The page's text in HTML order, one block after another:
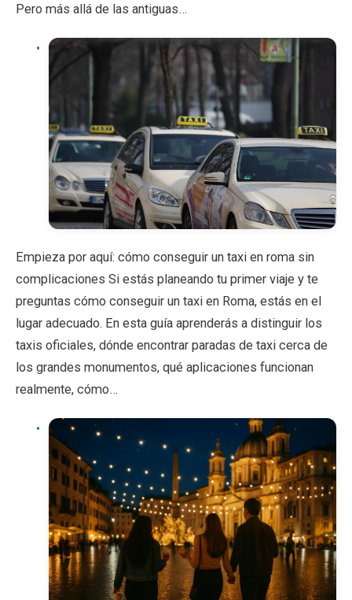
Pero más allá de las antiguas…
Empieza por aquí: cómo conseguir un taxi en roma sin
complicaciones Si estás planeando tu primer viaje y te
preguntas cómo conseguir un taxi en Roma, estás en el
lugar adecuado. En esta guía aprenderás a distinguir los
taxis oficiales, dónde encontrar paradas de taxi cerca de
los grandes monumentos, qué aplicaciones funcionan
realmente, cómo…